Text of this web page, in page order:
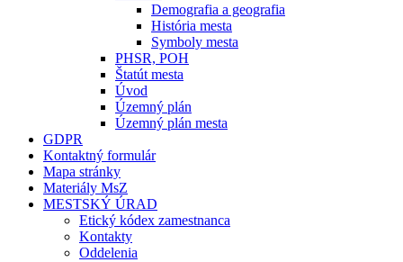
Demografia a geografia
História mesta
Symboly mesta
PHSR, POH
Štatút mesta
Úvod
Územný plán
Územný plán mesta
GDPR
Kontaktný formulár
Mapa stránky
Materiály MsZ
MESTSKÝ ÚRAD
Etický kódex zamestnanca
Kontakty
Oddelenia